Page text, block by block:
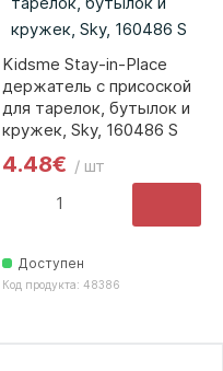
Kidsme Stay-in-Place
держатель с присоской
для тарелок, бутылок и
кружек, Sky, 160486 S
4.48€ / шт
Доступен
Код продукта: 48386